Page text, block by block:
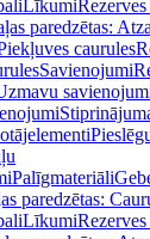
LīkumiRezerves
paredzētas:
caurules
Savienojumi
Palīgmateriāli
paredzētas:
LīkumiRezerves